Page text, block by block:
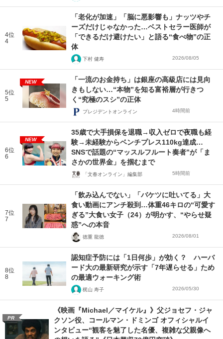
4位
4
「老化が加速」「脳に悪影響も」ナッツやチ
ーズだけじゃなかった…ベストセラー医師が
「できるだけ避けたい」と語る“食べ物”の正
体
下村 健寿 2026/08/05
5位
5
NEW
「一流のお金持ち」は銀座の高級店には見向
きもしない…“本物”を知る富裕層が行きつ
く“究極のスシ”の正体
プレジデントオンライン 4時間前
6位
6
NEW
35歳で大手損保を退職→収入ゼロで夜職も経
験→未経験からベンチプレス110kg達成…
SNSで話題の“マッスルフルート奏者”が「ま
さかの世界金」を掴むまで
「文春オンライン」編集部 5時間前
7位
7
「飲み込んでない」「バケツに吐いてる」大
食い動画にアンチ殺到…体重46キロの“可愛す
ぎる”大食い女子（24）が明かす、“やらせ疑
惑”への本音
徳重 龍徳 2026/08/01
8位
8
認知症予防には「1日何歩」が効く？ ハーバ
ード大の最新研究が示す「7年遅らせる」ため
の最適ウォーキング術
梶山 寿子 2026/05/30
PR
《映画『Michael／マイケル』》父ジョセフ・ジャ
クソン役、コールマン・ドミンゴ オフィシャルイ
ンタビュー“観客を魅了した名優、複雑な父親像へ